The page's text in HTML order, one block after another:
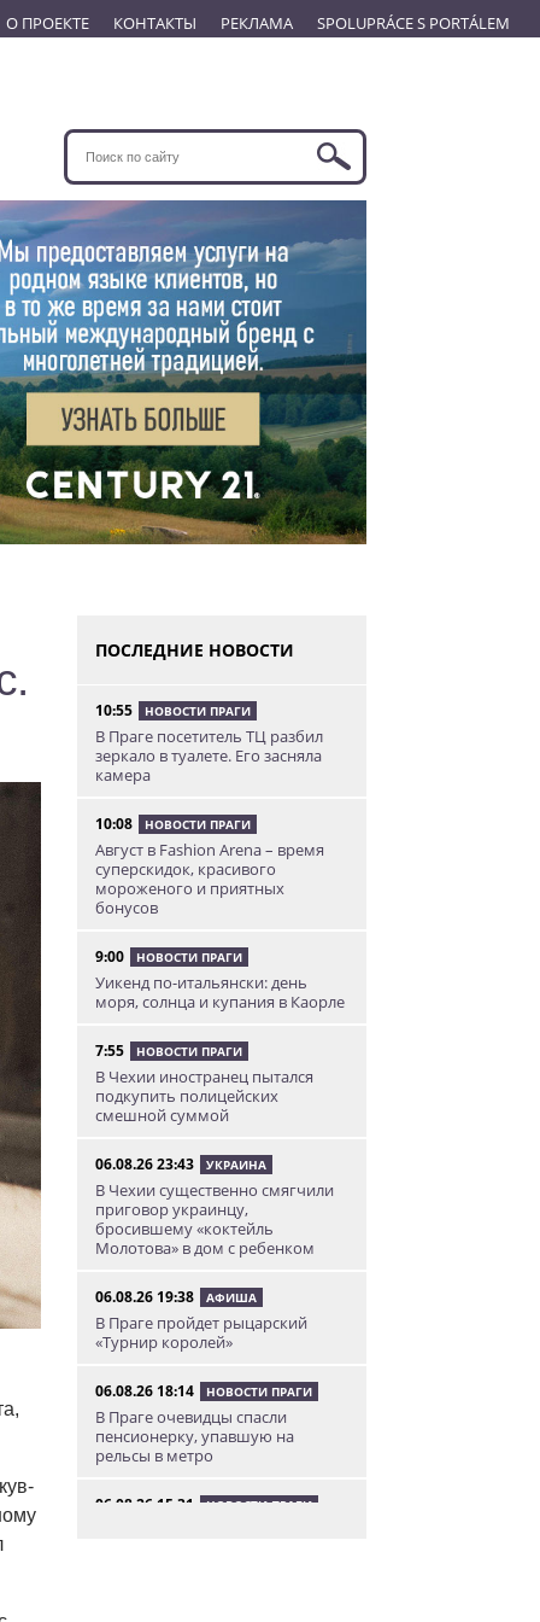
О ПРОЕКТЕ КОНТАКТЫ РЕКЛАМА SPOLUPRÁCE S PORTÁLEM
ПОСЛЕДНИЕ НОВОСТИ
10:55 НОВОСТИ ПРАГИ
В Праге посетитель ТЦ разбил
зеркало в туалете. Его засняла
камера
10:08 НОВОСТИ ПРАГИ
Август в Fashion Arena – время
суперскидок, красивого
мороженого и приятных
бонусов
9:00 НОВОСТИ ПРАГИ
Уикенд по-итальянски: день
моря, солнца и купания в Каорле
7:55 НОВОСТИ ПРАГИ
В Чехии иностранец пытался
подкупить полицейских
смешной суммой
06.08.26 23:43 УКРАИНА
В Чехии существенно смягчили
приговор украинцу,
бросившему «коктейль
Молотова» в дом с ребенком
06.08.26 19:38 АФИША
В Праге пройдет рыцарский
«Турнир королей»
06.08.26 18:14 НОВОСТИ ПРАГИ
В Праге очевидцы спасли
пенсионерку, упавшую на
рельсы в метро
06.08.26 15:31 НОВОСТИ ПРАГИ